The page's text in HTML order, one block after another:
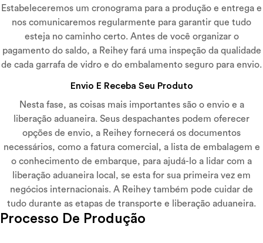
Estabeleceremos um cronograma para a produção e entrega e
nos comunicaremos regularmente para garantir que tudo
esteja no caminho certo. Antes de você organizar o
pagamento do saldo, a Reihey fará uma inspeção da qualidade
de cada garrafa de vidro e do embalamento seguro para envio.
Envio E Receba Seu Produto
Nesta fase, as coisas mais importantes são o envio e a
liberação aduaneira. Seus despachantes podem oferecer
opções de envio, a Reihey fornecerá os documentos
necessários, como a fatura comercial, a lista de embalagem e
o conhecimento de embarque, para ajudá-lo a lidar com a
liberação aduaneira local, se esta for sua primeira vez em
negócios internacionais. A Reihey também pode cuidar de
tudo durante as etapas de transporte e liberação aduaneira.
Processo De Produção